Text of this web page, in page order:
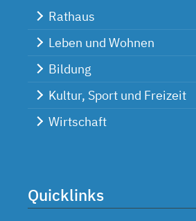
Rathaus
Leben und Wohnen
Bildung
Kultur, Sport und Freizeit
Wirtschaft
Quicklinks